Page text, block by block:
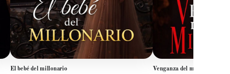
El bebé del millonario Venganza del millonario